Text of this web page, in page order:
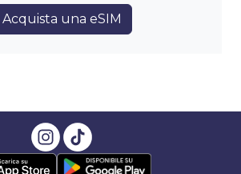
Acquista una eSIM